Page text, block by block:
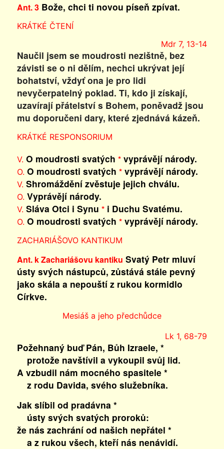
Ant. 3Bože, chci ti novou píseň zpívat.
KRÁTKÉ ČTENÍ
Mdr 7, 13-14
Naučil jsem se moudrosti nezištně, bez
závisti se o ni dělím, nechci ukrývat její
bohatství, vždyť ona je pro lidi
nevyčerpatelný poklad. Ti, kdo ji získají,
uzavírají přátelství s Bohem, poněvadž jsou
mu doporučeni dary, které zjednává kázeň.
KRÁTKÉ RESPONSORIUM
V. O moudrosti svatých *vyprávějí národy.
O. O moudrosti svatých *vyprávějí národy.
V. Shromáždění zvěstuje jejich chválu.
O. Vyprávějí národy.
V. Sláva Otci i Synu *i Duchu Svatému.
O. O moudrosti svatých *vyprávějí národy.
ZACHARIÁŠOVO KANTIKUM
Ant. k Zachariášovu kantiku Svatý Petr mluví
ústy svých nástupců, zůstává stále pevný
jako skála a nepouští z rukou kormidlo
Církve.
Mesiáš a jeho předchůdce
Lk 1, 68-79
Požehnaný buď Pán, Bůh Izraele, *
protože navštívil a vykoupil svůj lid.
A vzbudil nám mocného spasitele *
z rodu Davida, svého služebníka.
Jak slíbil od pradávna *
ústy svých svatých proroků:
že nás zachrání od našich nepřátel *
a z rukou všech, kteří nás nenávidí.